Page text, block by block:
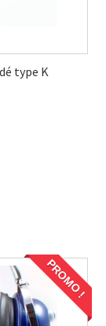
type K
PROMO !
PROMO !